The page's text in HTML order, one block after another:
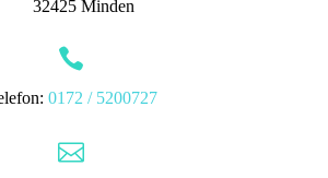
32425 Minden


0172 / 5200727

